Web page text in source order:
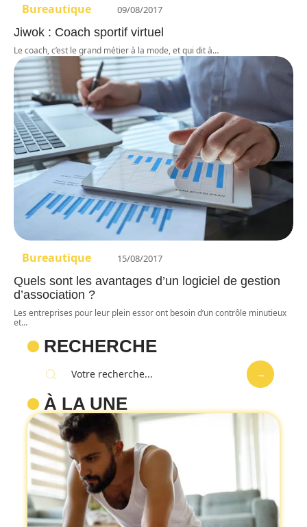
Bureautique 09/08/2017
Jiwok : Coach sportif virtuel
Le coach, c’est le grand métier à la mode, et qui dit à…
Bureautique 15/08/2017
Quels sont les avantages d’un logiciel de gestion
d’association ?
Les entreprises pour leur plein essor ont besoin d’un contrôle minutieux
et…
RECHERCHE
À LA UNE